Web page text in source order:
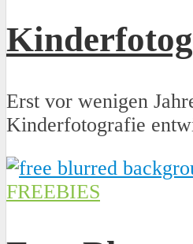
Erst vor wenigen
Kinderfotografie
FREEBIES